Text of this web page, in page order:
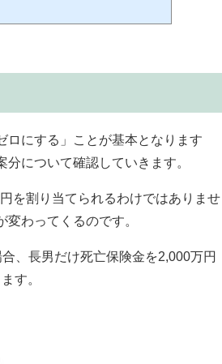
ロにする」ことが基本となります
について確認していきます。
を割り当てられるわけではありませ
わってくるのです。
、長男だけ死亡保険金を2,000万円
す。